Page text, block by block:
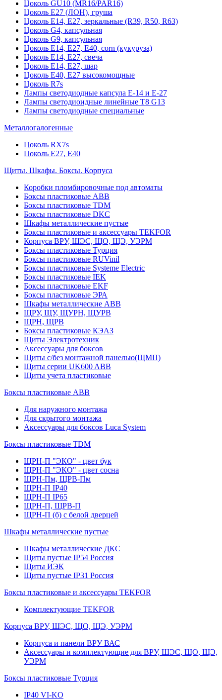
Цоколь GU10 (MR16/PAR16)
Цоколь Е27 (ЛОН), груша
Цоколь Е14, Е27, зеркальные (R39, R50, R63)
Цоколь G4, капсульная
Цоколь G9, капсульная
Цоколь Е14, Е27, Е40, corn (кукуруза)
Цоколь Е14, Е27, свеча
Цоколь Е14, Е27, шар
Цоколь Е40, Е27 высокомощные
Цоколь R7s
Лампы светодиодные капсула Е-14 и Е-27
Лампы светодиоидные линейные T8 G13
Лампы светодиодные специальные
Металлогалогенные
Цоколь RX7s
Цоколь Е27, E40
Щиты. Шкафы. Боксы. Корпуса
Коробки пломбировочные под автоматы
Боксы пластиковые ABB
Боксы пластиковые TDM
Боксы пластиковые DKC
Шкафы металлические пустые
Боксы пластиковые и аксессуары TEKFOR
Корпуса ВРУ, ШЭС, ЩО, ЩЭ, УЭРМ
Боксы пластиковые Турция
Боксы пластиковые RUVinil
Боксы пластиковые Systeme Electric
Боксы пластиковые IEK
Боксы пластиковые EKF
Боксы пластиковые ЭРА
Шкафы металлические ABB
ЩРУ, ЩУ, ЩУРН, ЩУРВ
ЩРН, ЩРВ
Боксы пластиковые КЭАЗ
Щиты Электротехник
Аксессуары для боксов
Щиты с/без монтажной панелью(ЩМП)
Щиты серии UK600 ABB
Щиты учета пластиковые
Боксы пластиковые ABB
Для наружного монтажа
Для скрытого монтажа
Аксессуары для боксов Luca System
Боксы пластиковые TDM
ЩРН-П "ЭКО" - цвет бук
ЩРН-П "ЭКО" - цвет сосна
ЩРН-Пм, ЩРВ-Пм
ЩРН-П IP40
ЩРН-П IP65
ЩРН-П, ЩРВ-П
ЩРН-П (б) с белой дверцей
Шкафы металлические пустые
Шкафы металлические ДКС
Щиты пустые IP54 Россия
Щиты ИЭК
Щиты пустые IP31 Россия
Боксы пластиковые и аксессуары TEKFOR
Комплектующие TEKFOR
Корпуса ВРУ, ШЭС, ЩО, ЩЭ, УЭРМ
Корпуса и панели ВРУ ВАС
Аксессуары и комплектующие для ВРУ, ШЭС, ЩО, ЩЭ,
УЭРМ
Боксы пластиковые Турция
IP40 VI-KO